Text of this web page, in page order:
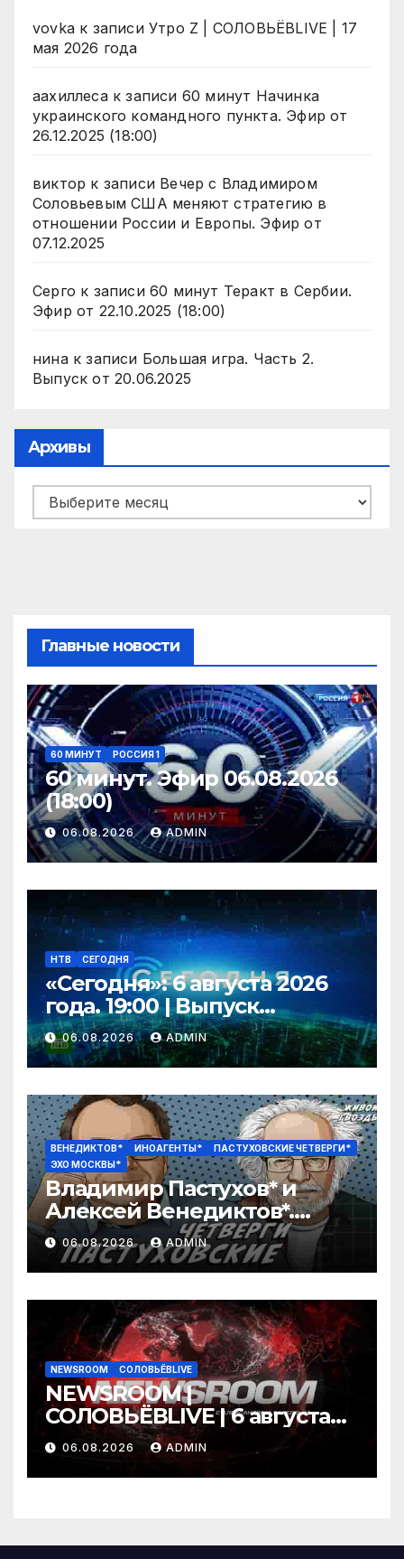
vovka к записи Утро Z | СОЛОВЬЁВLIVE | 17
мая 2026 года
аахиллесак записи 60 минут Начинка
украинского командного пункта. Эфир от
26.12.2025 (18:00)
виктор к записи Вечер с Владимиром
Соловьевым США меняют стратегию в
отношении России и Европы. Эфир от
07.12.2025
Серго к записи 60 минут Теракт в Сербии.
Эфир от 22.10.2025 (18:00)
нинак записи Большая игра. Часть 2.
Выпуск от 20.06.2025
Архивы
Архивы
Главные новости
60 МИНУТ РОССИЯ 1
60 минут. Эфир 06.08.2026
(18:00)
06.08.2026 ADMIN
НТВ СЕГОДНЯ
«Сегодня»: 6 августа 2026
года. 19:00 | Выпуск
новостей | Новости НТВ
06.08.2026 ADMIN
ВЕНЕДИКТОВ* ИНОАГЕНТЫ*
ПАСТУХОВСКИЕ ЧЕТВЕРГИ*
ЭХО МОСКВЫ*
Владимир Пастухов* и
Алексей Венедиктов*.
Пастуховские четверги /
06.08.26
06.08.2026 ADMIN
NEWSROOM СОЛОВЬЁВLIVE
NEWSROOM |
СОЛОВЬЁВLIVE | 6 августа
2026 года
06.08.2026 ADMIN